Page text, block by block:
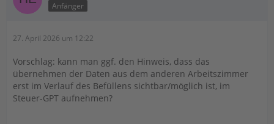
Anfänger
27. April 2026 um 12:22
Vorschlag: kann man ggf. den Hinweis, dass das
übernehmen der Daten aus dem anderen Arbeitszimmer
erst im Verlauf des Befüllens sichtbar/möglich ist, im
Steuer-GPT aufnehmen?